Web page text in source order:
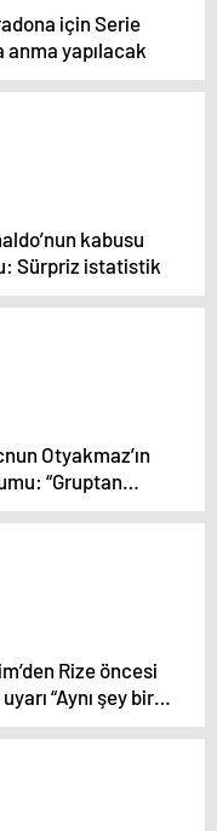
için Serie
anma yapılacak
kabusu
Sürpriz istatistik
Otyakmaz’ın
“Gruptan
çıkamayalım?”
Rize öncesi
“Aynı şey bir
asla olmasın”